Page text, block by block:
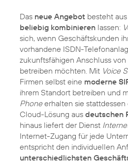
Das neue Angebot besteht
beliebig kombinieren lassen:
sich, wenn Geschäftskunden
vorhandene ISDN-
zukunftsfähigen Anschluss von
betreiben möchten. Mit Voice
Firmen selbst eine moderne
ihrem Standort betreiben und
Phoneerhalten sie
Cloud-Lösung aus deutschen
hinaus liefert der Dienst
Internet-Zugang für jede
entspricht den individuellen
unterschiedlichsten